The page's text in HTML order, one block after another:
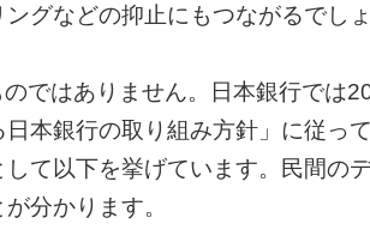
グなどの抑止にもつながるでしょ
ではありません。日本銀行では
本銀行の取り組み方針」に従っ
て以下を挙げています。民間の
分かります。